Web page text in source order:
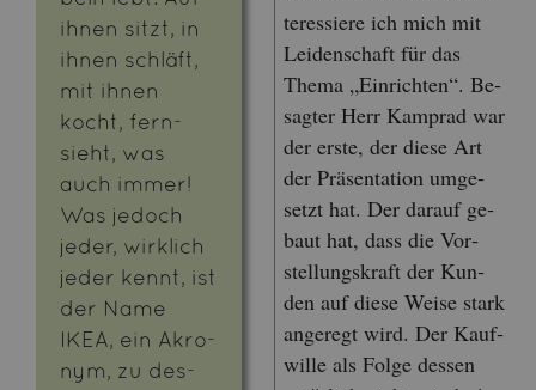
ihnen sitzt, in
ihnen schläft,
mit ihnen
kocht, fern­
sieht, was
auch immer!
Was je­doch
jeder, wirk­lich
jeder kennt, ist
der Name
IKEA, ein Akro­
nym, zu des­
ter­es­sie­re ich mich mit
Lei­den­schaft für das
Thema „Ein­rich­ten“. Be­
sag­ter Herr Kam­prad war
der erste, der diese Art
der Prä­sen­ta­ti­on um­ge­
setzt hat. Der dar­auf ge­
baut hat, dass die Vor­
stel­lungs­kraft der Kun­
den auf diese Weise stark
an­ge­regt wird. Der Kauf­
wil­le als Folge des­sen